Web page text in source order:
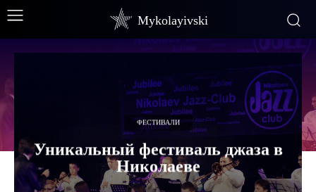
Mykolayivski
ФЕСТИВАЛИ
Уникальный фестиваль джаза в
Николаеве